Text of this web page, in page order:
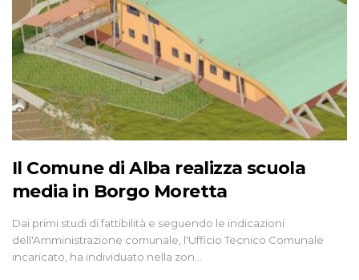
Il Comune di Alba realizza scuola
media in Borgo Moretta
Dai primi studi di fattibilità e seguendo le indicazioni
dell'Amministrazione comunale, l'Ufficio Tecnico Comunale
incaricato, ha individuato nella zon…